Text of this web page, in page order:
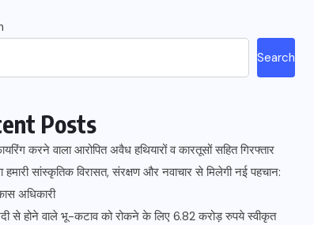
Search
Posts
करने वाला आरोपित अवैध हथियारों व कारतूसों सहित गिरफ्तार
सांस्कृतिक विरासत, संरक्षण और नवाचार से मिलेगी नई पहचान:
अधिकारी
से होने वाले भू-कटाव को रोकने के लिए 6.82 करोड़ रुपये स्वीकृत